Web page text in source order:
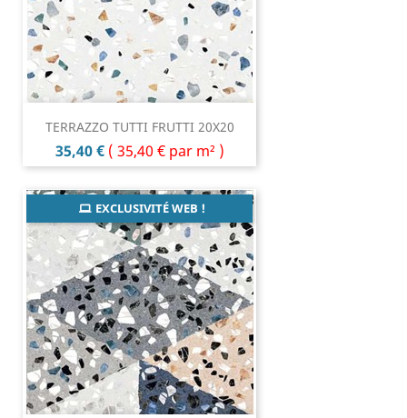
TERRAZZO TUTTI FRUTTI 20X20
Prix
35,40 € ( 35,40 € par m² )
EXCLUSIVITÉ WEB !